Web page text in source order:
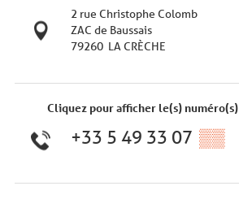
2 rue Christophe Colomb
ZAC de Baussais
79260 LA CRÈCHE
Cliquez pour afficher le(s) numéro(s)
+33 5 49 33 07 ▒▒